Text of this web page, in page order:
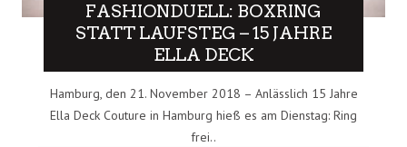
FASHIONDUELL: BOXRING
STATT LAUFSTEG – 15 JAHRE
ELLA DECK
Hamburg, den 21. November 2018 – Anlässlich 15 Jahre
Ella Deck Couture in Hamburg hieß es am Dienstag: Ring
frei..